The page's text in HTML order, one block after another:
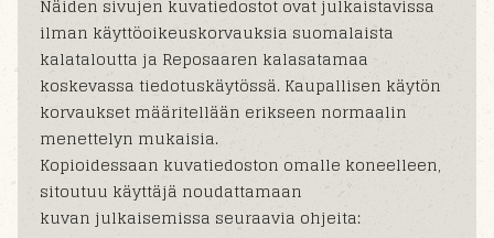
Näiden sivujen kuvatiedostot ovat julkaistavissa
ilman käyttöoikeuskorvauksia suomalaista
kalataloutta ja Reposaaren kalasatamaa
koskevassa tiedotuskäytössä. Kaupallisen käytön
korvaukset määritellään erikseen normaalin
menettelyn mukaisia.
Kopioidessaan kuvatiedoston omalle koneelleen,
sitoutuu käyttäjä noudattamaan
kuvan julkaisemissa seuraavia ohjeita: